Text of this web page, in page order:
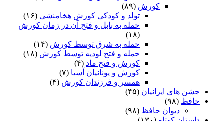
کورش (۸۹)
تولد و کودکی کورش هخامنشی (۱۶)
حمله به بابل و فتح آن در زمان کورش
(۱۸)
حمله به شرق توسط کورش (۱۴)
حمله و فتح لودیه توسط کورش (۱۸)
کورش و فتح ماد (۴)
کورش و یونانیان آسیا (۷)
همسر و فرزندان کورش (۴)
جشن های ایرانیان (۴۵)
حافظ (۹۸)
دیوان حافظ (۹۸)